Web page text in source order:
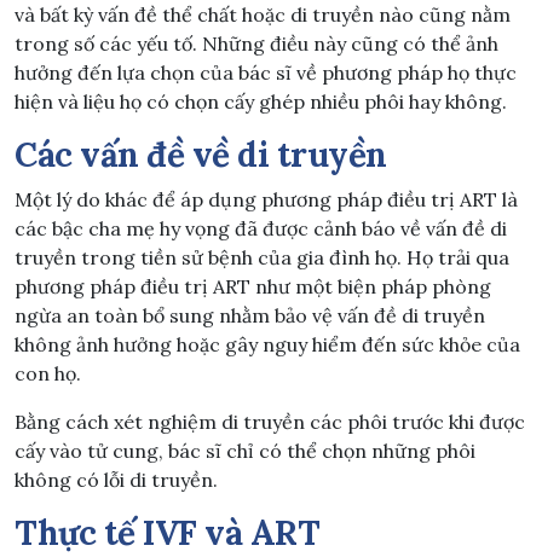
và bất kỳ vấn đề thể chất hoặc di truyền nào cũng nằm
trong số các yếu tố. Những điều này cũng có thể ảnh
hưởng đến lựa chọn của bác sĩ về phương pháp họ thực
hiện và liệu họ có chọn cấy ghép nhiều phôi hay không.
Các vấn đề về di truyền
Một lý do khác để áp dụng phương pháp điều trị ART là
các bậc cha mẹ hy vọng đã được cảnh báo về vấn đề di
truyền trong tiền sử bệnh của gia đình họ. Họ trải qua
phương pháp điều trị ART như một biện pháp phòng
ngừa an toàn bổ sung nhằm bảo vệ vấn đề di truyền
không ảnh hưởng hoặc gây nguy hiểm đến sức khỏe của
con họ.
Bằng cách xét nghiệm di truyền các phôi trước khi được
cấy vào tử cung, bác sĩ chỉ có thể chọn những phôi
không có lỗi di truyền.
Thực tế IVF vàART